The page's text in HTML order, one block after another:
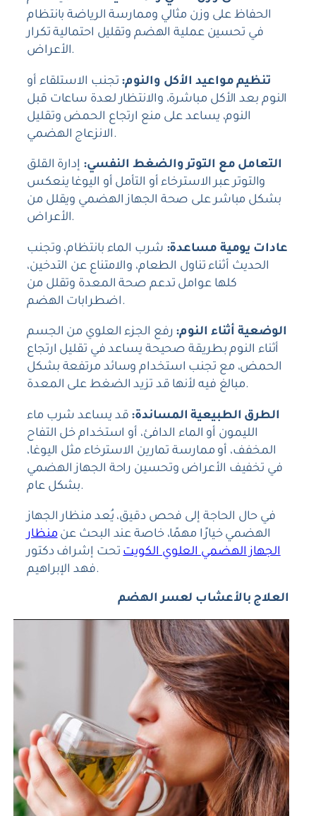
الحفاظ على وزن مثالي وممارسة الرياضة بانتظام
في تحسين عملية الهضم وتقليل احتمالية تكرار
الأعراض.
تنظيم مواعيد الأكل والنوم: تجنب الاستلقاء أو
النوم بعد الأكل مباشرة، والانتظار لعدة ساعات قبل
النوم، يساعد على منع ارتجاع الحمض وتقليل
الانزعاج الهضمي.
التعامل مع التوتر والضغط النفسي: إدارة القلق
والتوتر عبر الاسترخاء أو التأمل أو اليوغا ينعكس
بشكل مباشر على صحة الجهاز الهضمي ويقلل من
الأعراض.
عادات يومية مساعدة: شرب الماء بانتظام، وتجنب
الحديث أثناء تناول الطعام، والامتناع عن التدخين،
كلها عوامل تدعم صحة المعدة وتقلل من
اضطرابات الهضم.
الوضعية أثناء النوم: رفع الجزء العلوي من الجسم
أثناء النوم بطريقة صحيحة يساعد في تقليل ارتجاع
الحمض، مع تجنب استخدام وسائد مرتفعة بشكل
مبالغ فيه لأنها قد تزيد الضغط على المعدة.
الطرق الطبيعية المساندة: قد يساعد شرب ماء
الليمون أو الماء الدافئ، أو استخدام خل التفاح
المخفف، أو ممارسة تمارين الاسترخاء مثل اليوغا،
في تخفيف الأعراض وتحسين راحة الجهاز الهضمي
بشكل عام.
في حال الحاجة إلى فحص دقيق، يُعد منظار الجهاز
الهضمي خيارًا مهمًا، خاصة عند البحث عنمنظار
الجهاز الهضمي العلوي الكويتتحت إشراف دكتور
فهد الإبراهيم.
العلاج بالأعشاب لعسر الهضم